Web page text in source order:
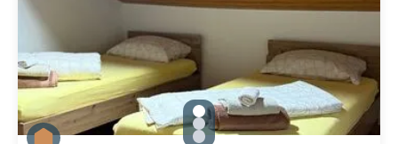
gallery.slide_selector
Zu Slide 1 wechseln
Zu Slide 2 wechseln